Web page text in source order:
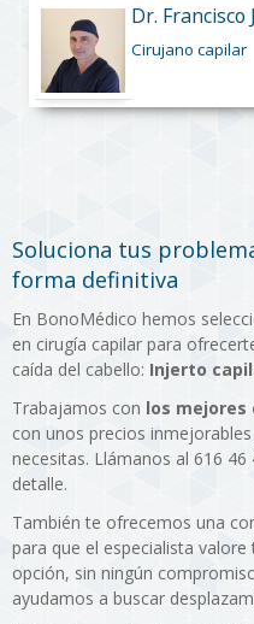
Dr. Francisco
Cirujano capilar
Soluciona tus
forma definitiva
En BonoMédico hemos
en cirugía capilar para
caída del cabello: Injerto
Trabajamos con los mejores
con unos precios
necesitas. Llámanos al 616
detalle.
También te ofrecemos una
para que el especialista
opción, sin ningún
ayudamos a buscar